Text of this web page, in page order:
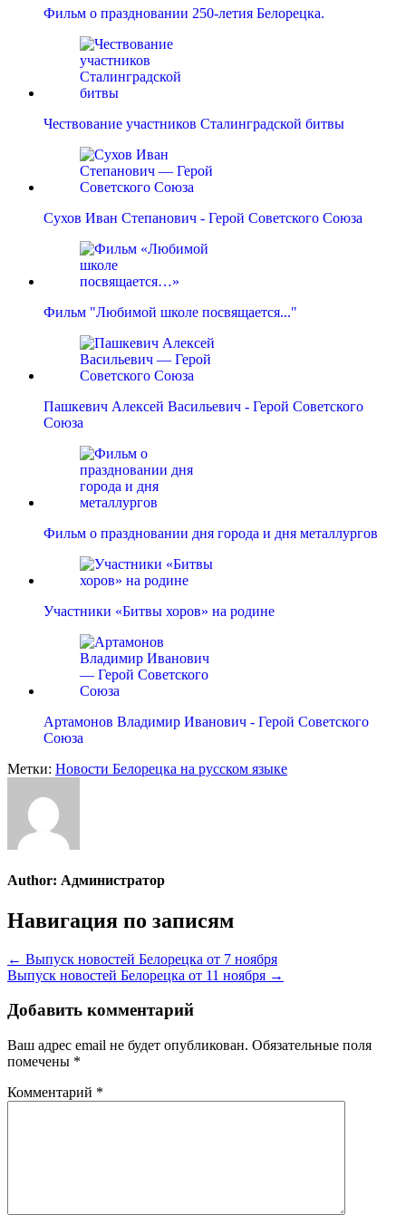
Фильм о праздновании 250-летия Белорецка.
Чествование участников Сталинградской битвы
Сухов Иван Степанович - Герой Советского Союза
Фильм "Любимой школе посвящается..."
Пашкевич Алексей Васильевич - Герой Советского
Союза
Фильм о праздновании дня города и дня металлургов
Участники «Битвы хоров» на родине
Артамонов Владимир Иванович - Герой Советского
Союза
Метки: Новости Белорецка на русском языке
Author: Администратор
Навигация по записям
← Выпуск новостей Белорецка от 7 ноября
Выпуск новостей Белорецка от 11 ноября →
Добавить комментарий
Ваш адрес email не будет опубликован. Обязательные поля
помечены *
Комментарий *